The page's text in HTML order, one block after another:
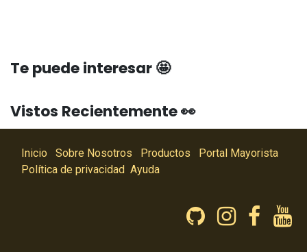
Te puede interesar 🤩
Vistos Recientemente 👀
Inicio Sobre Nosotros Productos
Portal Mayorista
Política de privacidad Ayuda